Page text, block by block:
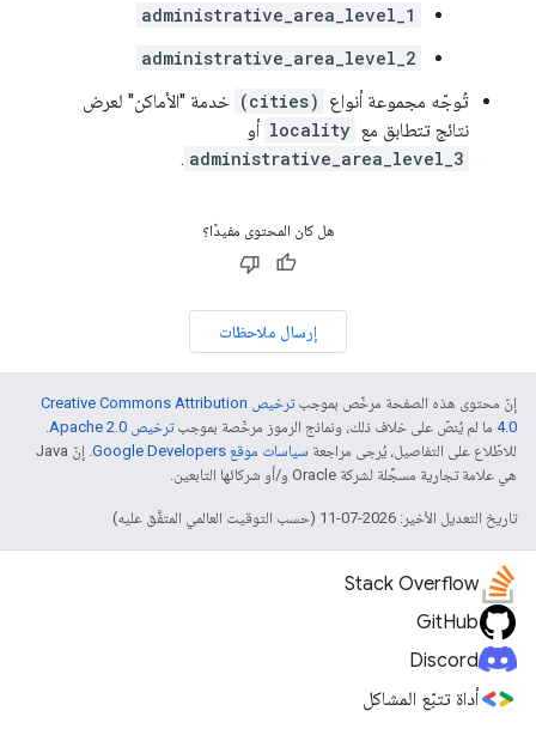
administrative_area_level_1
administrative_area_level_2
تُوجّه مجموعة أنواع (cities) خدمة "الأماكن" لعرض
نتائج تتطابق مع locality أو
administrative_area_level_3
.
هل كان المحتوى مفيدًا؟
إرسال ملاحظات
إنّ محتوى هذه الصفحة مرخّص بموجب
ترخيص Creative Commons Attribution
4.0‏ ما لم يُنصّ على خلاف ذلك، ونماذج الرموز مرخّصة بموجبترخيص Apache 2.0‏
.
للاطّلاع على التفاصيل، يُرجى مراجعة سياسات موقع Google Developers‏
. إنّ Java
هي علامة تجارية مسجَّلة لشركة Oracle و/أو شركائها التابعين.
تاريخ التعديل الأخير: 2026-07-11 (حسب التوقيت العالمي المتفَّق عليه)
Stack Overflow
GitHub
Discord
أداة تتبّع المشاكل